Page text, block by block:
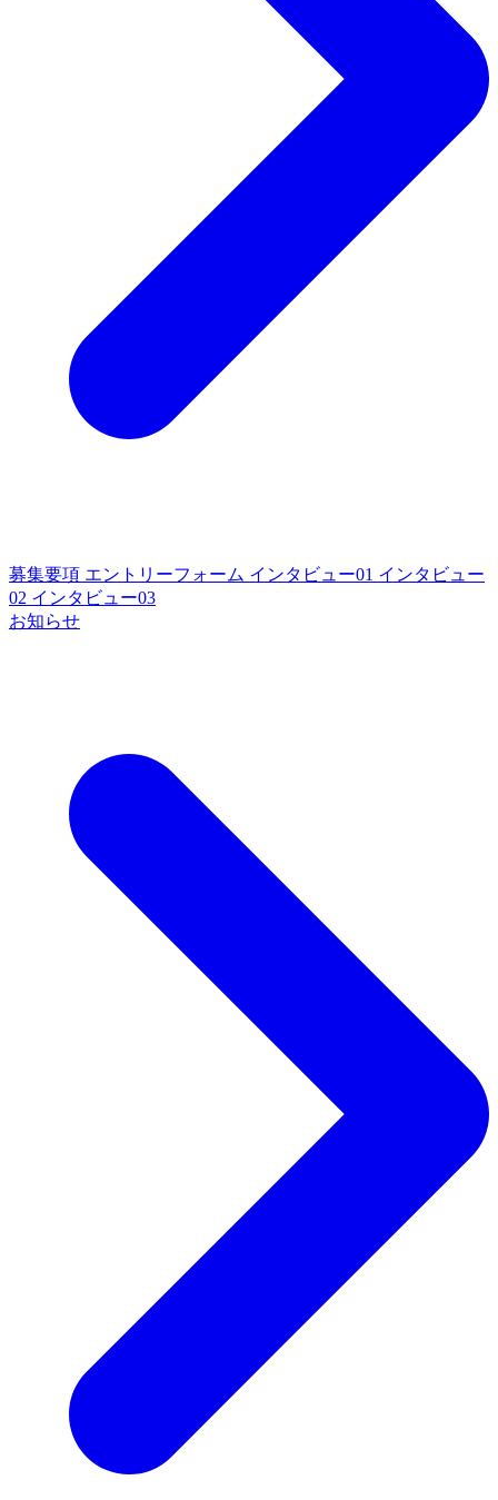
募集要項 エントリーフォーム インタビュー01 インタビュー
02 インタビュー03
お知らせ